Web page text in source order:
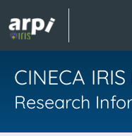
CINECA IRIS
Research